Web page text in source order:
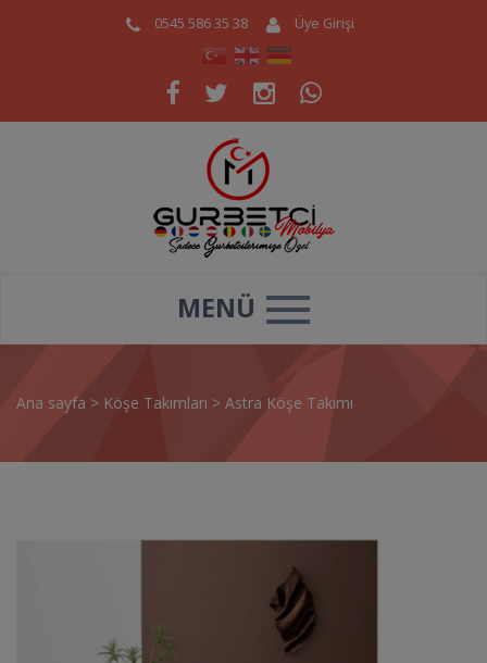
0545 586 35 38 Üye Girişi
MENÜ
Ana sayfa > Köşe Takımları > Astra Köşe Takımı